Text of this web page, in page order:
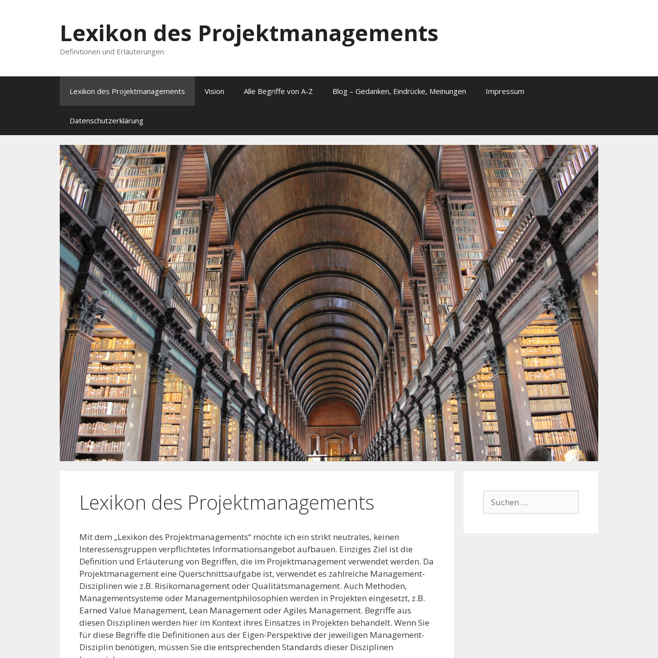
Lexikon des Projektmanagements
Definitionen und Erläuterungen
Lexikon des Projektmanagements Vision Alle Begriffe von A-Z Blog – Gedanken, Eindrücke, Meinungen Impressum
Datenschutzerklärung
Lexikon des Projektmanagements
Mit dem „Lexikon des Projektmanagements“ möchte ich ein strikt neutrales, keinen
Interessensgruppen verpflichtetes Informationsangebot aufbauen. Einziges Ziel ist die
Definition und Erläuterung von Begriffen, die im Projektmanagement verwendet werden. Da
Projektmanagement eine Querschnittsaufgabe ist, verwendet es zahlreiche Management-
Disziplinen wie z.B. Risikomanagement oder Qualitätsmanagement. Auch Methoden,
Managementsysteme oder Managementphilosophien werden in Projekten eingesetzt, z.B.
Earned Value Management, Lean Management oder Agiles Management. Begriffe aus
diesen Disziplinen werden hier im Kontext ihres Einsatzes in Projekten behandelt. Wenn Sie
für diese Begriffe die Definitionen aus der Eigen-Perspektive der jeweiligen Management-
Disziplin benötigen, müssen Sie die entsprechenden Standards dieser Disziplinen